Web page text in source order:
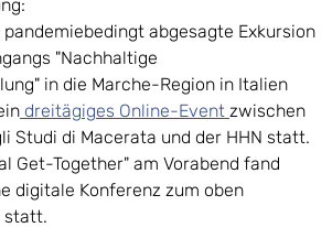
abgesagte Exkursion
"Nachhaltige
in die Marche-Region in Italien
dreitägiges Online-Event zwischen
Studi di Macerata und der HHN statt.
Get-Together" am Vorabend fand
digitale Konferenz zum oben
statt.